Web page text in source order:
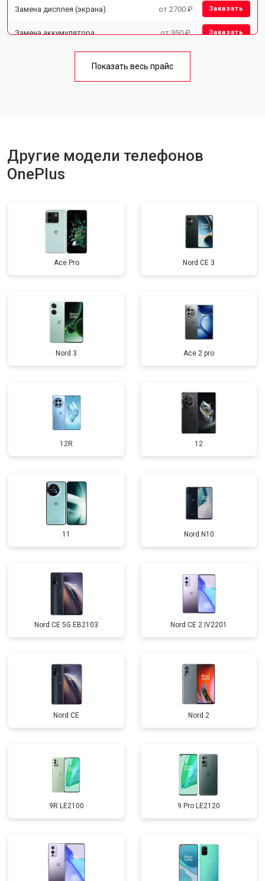
Замена дисплея (экрана) от 2700 ₽ Заказать
Замена аккумулятора от 950 ₽ Заказать
Ремонт цепи питания от 3200 ₽
Показать весь прайс
Другие модели телефонов
OnePlus
Ace Pro Nord CE 3
Nord 3 Ace 2 pro
12R 12
11 Nord N10
Nord CE 5G EB2103 Nord CE 2 IV2201
Nord CE Nord 2
9R LE2100 9 Pro LE2120